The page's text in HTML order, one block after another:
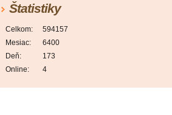
Štatistiky
Online: 4
Celkom:
594157
Mesiac:
6400
Deň:
173